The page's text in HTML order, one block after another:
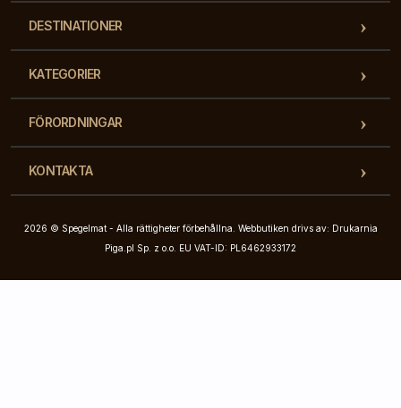
DESTINATIONER
KATEGORIER
FÖRORDNINGAR
KONTAKTA
2026 © Spegelmat - Alla rättigheter förbehållna. Webbutiken drivs av: Drukarnia
Piga.pl Sp. z o.o. EU VAT-ID: PL6462933172